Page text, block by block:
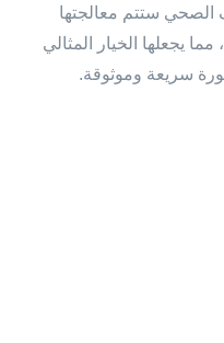
الصحي ستتم معالجتها
يجعلها الخيار المثالي
سريعة وموثوقة.